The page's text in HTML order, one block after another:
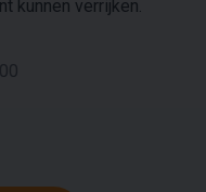
kunnen verrijken.